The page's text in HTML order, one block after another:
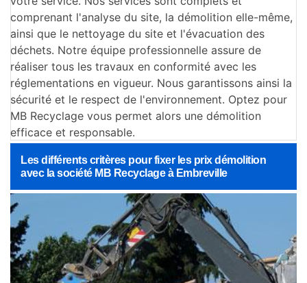
comprenant l'analyse du site, la démolition elle-même,
ainsi que le nettoyage du site et l'évacuation des
déchets. Notre équipe professionnelle assure de
réaliser tous les travaux en conformité avec les
réglementations en vigueur. Nous garantissons ainsi la
sécurité et le respect de l'environnement. Optez pour
MB Recyclage vous permet alors une démolition
efficace et responsable.
Les différents critères pour fixer les prix démolition
avec la société MB Recyclage à Embreville